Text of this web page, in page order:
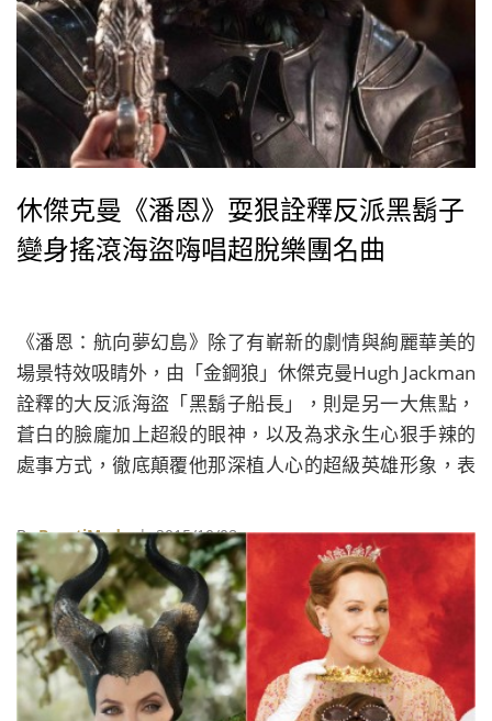
休傑克曼《潘恩》耍狠詮釋反派黑鬍子
變身搖滾海盜嗨唱超脫樂團名曲
《潘恩：航向夢幻島》除了有嶄新的劇情與絢麗華美的
場景特效吸睛外，由「金鋼狼」休傑克曼Hugh Jackman
詮釋的大反派海盜「黑鬍子船長」，則是另一大焦點，
蒼白的臉龐加上超殺的眼神，以及為求永生心狠手辣的
處事方式，徹底顛覆他那深植人心的超級英雄形象，表
曼興奮表示「雖然我以前就演過反派，但好像沒演過如
此壞的人！」，他說導演當初問自己願不願意接演該角
時，他連想都沒想就爽朗答應，笑說「誰不想過過演海
盜的戲癮啊？」。
ByBeautiMode| 2015/10/08